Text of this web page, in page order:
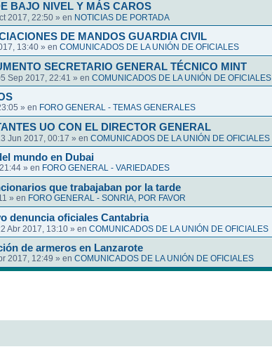
BAJO NIVEL Y MÁS CAROS
2017, 22:50 » en NOTICIAS DE PORTADA
DE MANDOS GUARDIA CIVIL
13:40 » en COMUNICADOS DE LA UNIÓN DE OFICIALES
SECRETARIO GENERAL TÉCNICO MINT
Sep 2017, 22:41 » en COMUNICADOS DE LA UNIÓN DE OFICIALES
» en FORO GENERAL - TEMAS GENERALES
UO CON EL DIRECTOR GENERAL
Jun 2017, 00:17 » en COMUNICADOS DE LA UNIÓN DE OFICIALES
mundo en Dubai
» en FORO GENERAL - VARIEDADES
que trabajaban por la tarde
» en FORO GENERAL - SONRIA, POR FAVOR
denuncia oficiales Cantabria
Abr 2017, 13:10 » en COMUNICADOS DE LA UNIÓN DE OFICIALES
de armeros en Lanzarote
2017, 12:49 » en COMUNICADOS DE LA UNIÓN DE OFICIALES